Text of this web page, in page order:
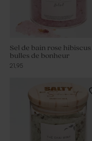
Sel de bain rose hibiscus
bulles de bonheur
21,95